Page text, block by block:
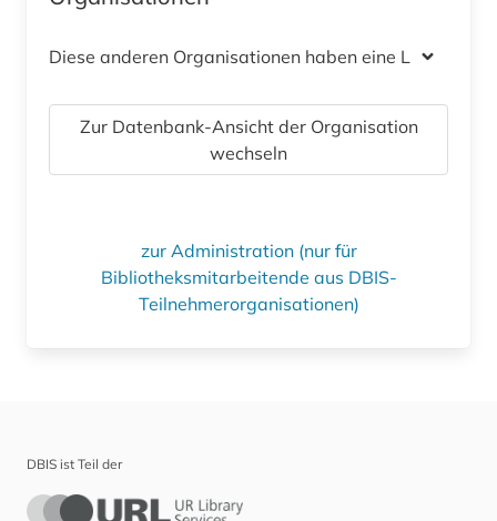
Diese anderen Organisationen haben eine Lizenz
Zur Datenbank-Ansicht der Organisation
wechseln
zur Administration (nur für
Bibliotheksmitarbeitende aus DBIS-
Teilnehmerorganisationen)
DBIS ist Teil der